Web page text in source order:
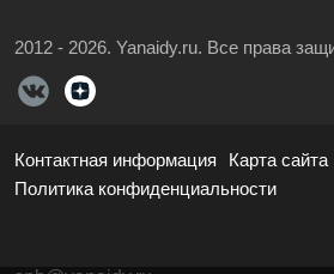
2012 - 2026. Yanaidy.ru. Все права
Контактная информация
Карта сайта
Политика конфиденциальности